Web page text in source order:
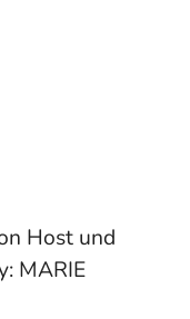
Host und
MARIE